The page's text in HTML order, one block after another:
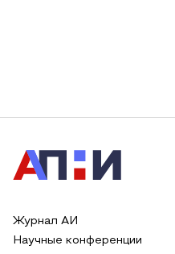
Журнал АИ
Научные конференции